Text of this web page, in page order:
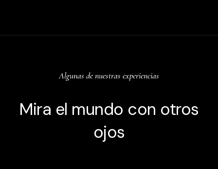
Algunas de nuestras experiencias
Mira el mundo con otros
ojos